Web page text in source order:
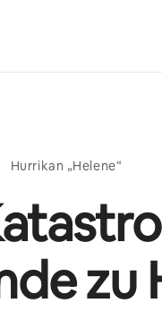
Hurrikan „Helene“
zu